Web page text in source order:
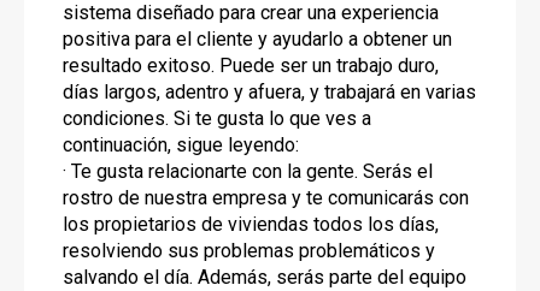
sistema diseñado para crear una experiencia
positiva para el cliente y ayudarlo a obtener un
resultado exitoso. Puede ser un trabajo duro,
días largos, adentro y afuera, y trabajará en varias
condiciones. Si te gusta lo que ves a
continuación, sigue leyendo:
· Te gusta relacionarte con la gente. Serás el
rostro de nuestra empresa y te comunicarás con
los propietarios de viviendas todos los días,
resolviendo sus problemas problemáticos y
salvando el día. Además, serás parte del equipo